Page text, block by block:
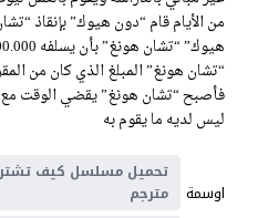
من الأيام قام “دون هيوك” بإنقاذ
“تشان هونغ” المبلغ الذي كان من
فأصبح “تشان هونغ” يقضي الوقت مع
ليس لديه ما يقوم به
اوسمة
مترجم